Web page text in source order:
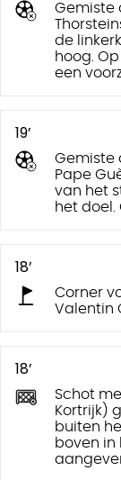
Gemiste
de
hoog.
een
19’
Gemiste
Pape
van het
het doel.
18’
Corner
Valentin
18’
Schot
Kortrijk)
buiten
boven in